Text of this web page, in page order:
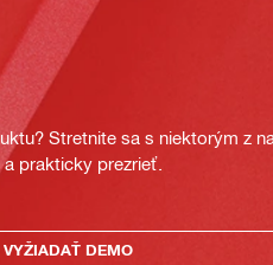
Stretnite sa s niektorým z
prakticky prezrieť.
VYŽIADAŤ DEMO